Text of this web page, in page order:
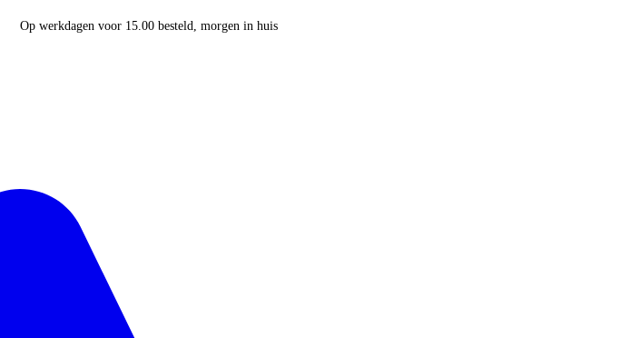
Op werkdagen voor 15.00 besteld, morgen in huis